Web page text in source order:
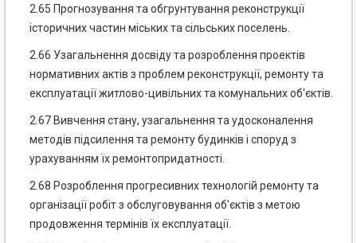
2.65 Прогнозування та обгрунтування реконструкції
історичних частин міських та сільських поселень.
2.66 Узагальнення досвіду та розроблення проектів
нормативних актів з проблем реконструкції, ремонту та
експлуатації житлово-цивільних та комунальних об'єктів.
2.67 Вивчення стану, узагальнення та удосконалення
методів підсилення та ремонту будинків і споруд з
урахуванням їх ремонтопридатності.
2.68 Розроблення прогресивних технологій ремонту та
організації робіт з обслуговування об'єктів з метою
продовження термінів їх експлуатації.